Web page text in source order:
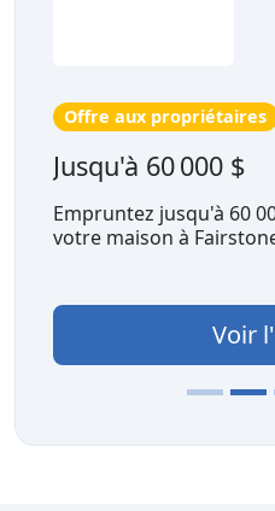
Offre aux propriétaires
Jusqu'à 60 000 $
Empruntez jusqu'à 60
votre maison à
Voir